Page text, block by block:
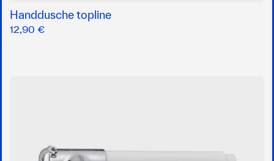
Handdusche topline
12,90 €